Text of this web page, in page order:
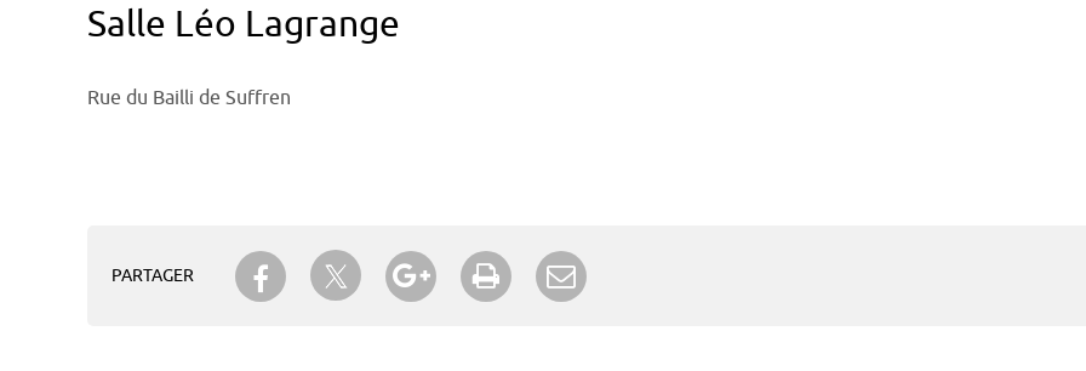
Salle Léo Lagrange
Rue du Bailli de Suffren
PARTAGER
Partager sur Facebook
Partager sur TwitterPartager sur Google+
Imprimer